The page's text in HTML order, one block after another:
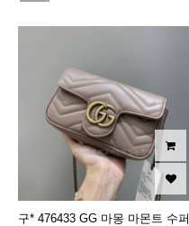
구* 476433 GG 마몽 마몬트 수퍼